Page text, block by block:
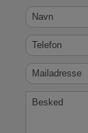
Navn
Telefon
Mailadresse